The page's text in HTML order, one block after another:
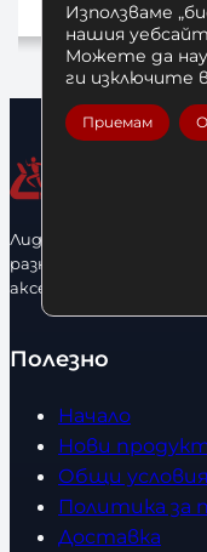
Добавяне в
Лидерфитнес е водещ
разнообразие от
аксесоари.
Полезно
Начало
Нови
Общи условия
Политика за
Доставка
Използваме
нашия
Можете да
ги изключите в
Приемам